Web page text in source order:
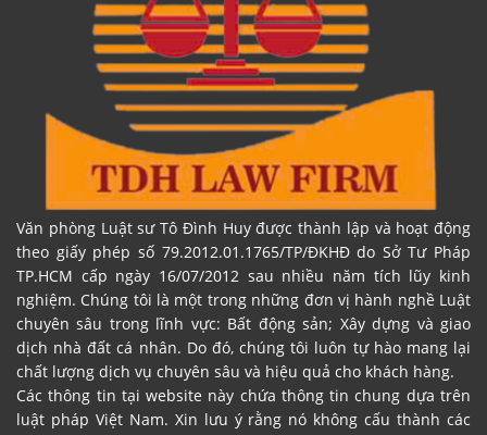
Văn phòng Luật sư Tô Đình Huy được thành lập và hoạt động
theo giấy phép số 79.2012.01.1765/TP/ĐKHĐ do Sở Tư Pháp
TP.HCM cấp ngày 16/07/2012 sau nhiều năm tích lũy kinh
nghiệm. Chúng tôi là một trong những đơn vị hành nghề Luật
chuyên sâu trong lĩnh vực: Bất động sản; Xây dựng và giao
dịch nhà đất cá nhân. Do đó, chúng tôi luôn tự hào mang lại
chất lượng dịch vụ chuyên sâu và hiệu quả cho khách hàng.
Các thông tin tại website này chứa thông tin chung dựa trên
luật pháp Việt Nam. Xin lưu ý rằng nó không cấu thành các